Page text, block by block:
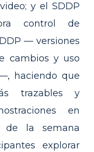
y el SDDP
control de
— versiones
cambios y uso
haciendo que
trazables y
en
de la semana
explorar